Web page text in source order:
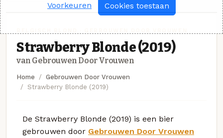
Strawberry Blonde (2019)
van Gebrouwen Door Vrouwen
Home
Gebrouwen Door Vrouwen
Strawberry Blonde (2019)
De Strawberry Blonde (2019) is een bier
gebrouwen door Gebrouwen Door Vrouwen
Voorkeuren Cookies toestaan